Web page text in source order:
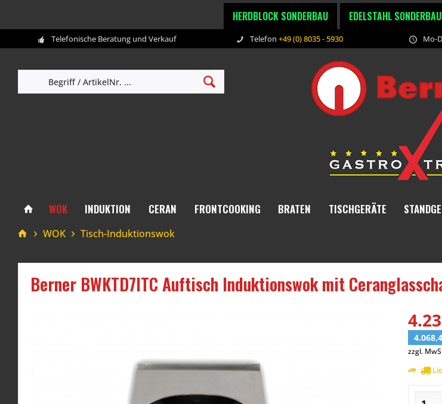
HERDBLOCK SONDERBAU EDELSTAHL SONDERBAU
Telefonische Beratung und Verkauf Telefon +49 (0) 8035 - 5930 Mo-
WOK INDUKTION CERAN FRONTCOOKING BRATEN TISCHGERÄTE
WOK Tisch-Induktionswok
Berner BWKTD7ITC Auftisch Induktionswok mit
zzgl.